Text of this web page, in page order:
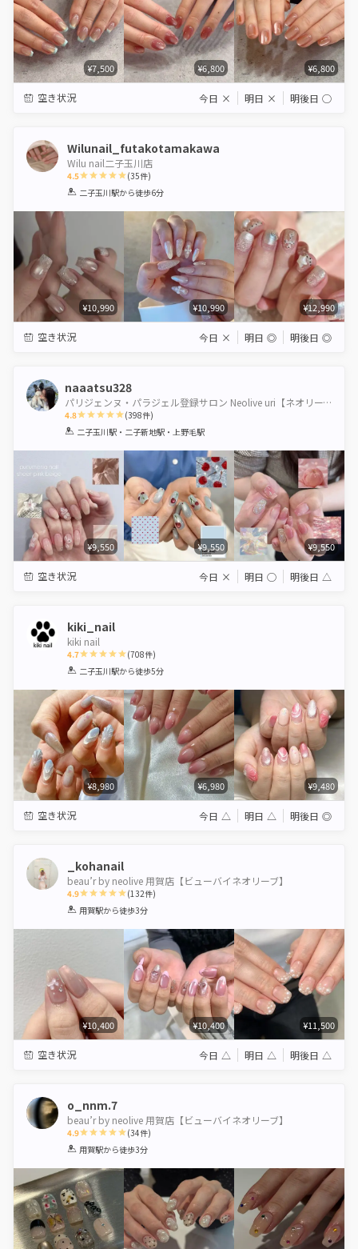
¥7,500 ¥6,800 ¥6,800
空き状況 今日 × 明日 × 明後日 ◯
Wilunail_futakotamakawa
Wilu nail二子玉川店
4.5
1 2 3 4 5
(35件)
二子玉川駅から徒歩6分
¥10,990 ¥10,990 ¥12,990
空き状況 今日 × 明日 ◎ 明後日 ◎
naaatsu328
パリジェンヌ・パラジェル登録サロン Neolive uri【ネオリーブウリ】
4.8
1 2 3 4 5
(398件)
二子玉川駅・二子新地駅・上野毛駅
¥9,550 ¥9,550 ¥9,550
空き状況 今日 × 明日 ◯ 明後日 △
kiki_nail
kiki nail
4.7
1 2 3 4 5
(708件)
二子玉川駅から徒歩5分
¥8,980 ¥6,980 ¥9,480
空き状況 今日 △ 明日 △ 明後日 ◎
_kohanail
beau’r by neolive 用賀店【ビューバイネオリーブ】
4.9
1 2 3 4 5
(132件)
用賀駅から徒歩3分
¥10,400 ¥10,400 ¥11,500
空き状況 今日 △ 明日 △ 明後日 △
o_nnm.7
beau’r by neolive 用賀店【ビューバイネオリーブ】
4.9
1 2 3 4 5
(34件)
用賀駅から徒歩3分